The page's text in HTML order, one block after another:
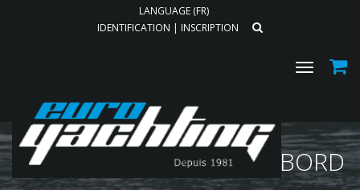
LANGUAGE (FR)
IDENTIFICATION | INSCRIPTION
Toggle
SAC DE RINCAGE HORS BORD